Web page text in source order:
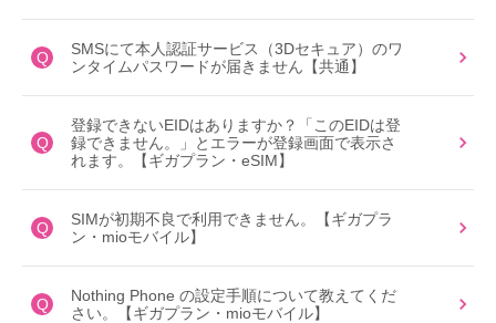
Q
SMSにて本人認証サービス（3Dセキュア）のワ
ンタイムパスワードが届きません【共通】
Q
登録できないEIDはありますか？「このEIDは登
録できません。」とエラーが登録画面で表示さ
れます。【ギガプラン・eSIM】
Q
SIMが初期不良で利用できません。【ギガプラ
ン・mioモバイル】
Q
Nothing Phone の設定手順について教えてくだ
さい。【ギガプラン・mioモバイル】